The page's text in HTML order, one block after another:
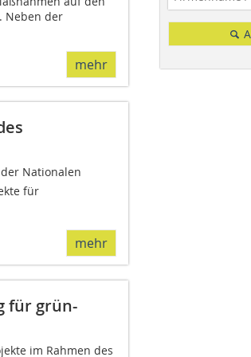
Neben der
mehr
Nationalen
für
mehr
für grün-
im Rahmen des